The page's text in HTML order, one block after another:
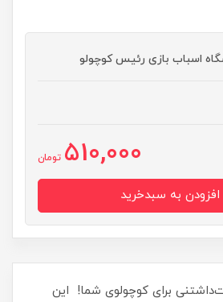
اسباب بازی رئیس کوچولو
510,000 تومان
برای کوچولوی شما! این